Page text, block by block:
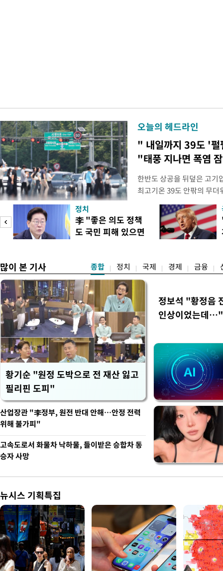
오늘의 헤드라인
" 내일까지 39도 '펄
"태풍 지나면 폭염
한반도 상공을 뒤덮은 고기
최고기온 39도 안팎의 무
'돌핀'이 지나며 기압계가
으로 주춤할 것으로 기상청
정례 브리핑을 열고 이같이
관은 "상층까지 잘 연결된
정치
李 "좋은 의도 정책
도 국민 피해 있으면
많이 본 기사 종합 정치 국제 경제 금융
황기순 "원정 도박으로 전 재산 잃고
필리핀 도피"
정보석 "황정음
인상이었는데…"
산업장관 "李정부, 원전 반대 안해…안정 전력
위해 불가피"
고속도로서 화물차 낙하물, 들이받은 승합차 동
승자 사망
뉴시스 기획특집